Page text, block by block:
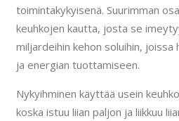
toimintakykyisenä. Suurimman
keuhkojen kautta, josta se
miljardeihin kehon soluihin,
ja energian tuottamiseen.
Nykyihminen käyttää usein
koska istuu liian paljon ja liikkuu